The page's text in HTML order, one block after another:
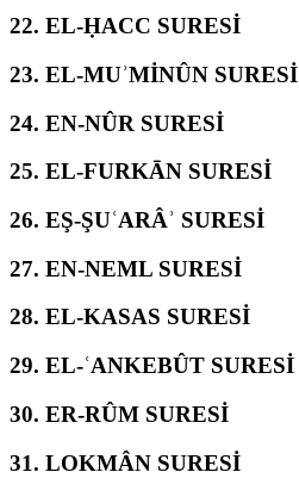
22. EL-ḤACC SURESİ
23. EL-MUʾMİNÛN SURESİ
24. EN-NÛR SURESİ
25. EL-FURKĀN SURESİ
26. EŞ-ŞUʿARÂʾ SURESİ
27. EN-NEML SURESİ
28. EL-KASAS SURESİ
29. EL-ʿANKEBÛT SURESİ
30. ER-RÛM SURESİ
31. LOKMÂN SURESİ